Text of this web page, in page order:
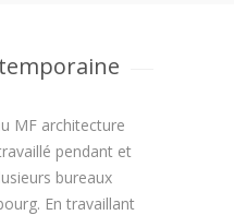
MF architecture
pendant et
bureaux
En travaillant